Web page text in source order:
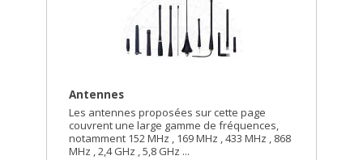
Antennes
Les antennes proposées sur cette page
couvrent une large gamme de fréquences,
notamment 152 MHz , 169 MHz , 433 MHz , 868
MHz , 2,4 GHz , 5,8 GHz ...